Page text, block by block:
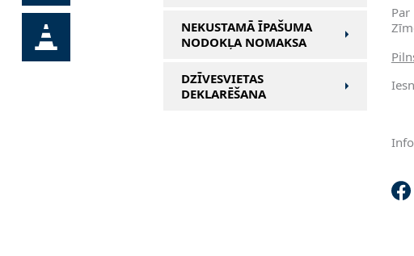
NEKUSTAMĀ ĪPAŠUMA
NODOKĻA NOMAKSA
DZĪVESVIETAS
DEKLARĒŠANA